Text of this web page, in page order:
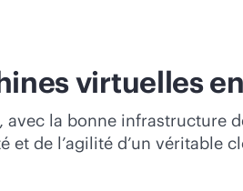
virtuelles
la bonne
et de l’agilité d’un véritable